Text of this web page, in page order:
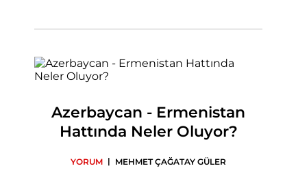
Azerbaycan - Ermenistan
Hattında Neler Oluyor?
YORUM | MEHMET ÇAĞATAY GÜLER